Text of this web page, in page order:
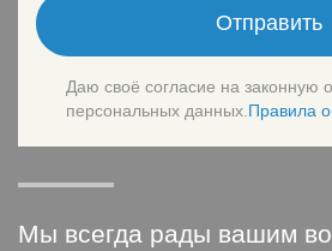
Отправить
Даю своё согласие на законную
персональных данных. Правила
Мы всегда рады вашим